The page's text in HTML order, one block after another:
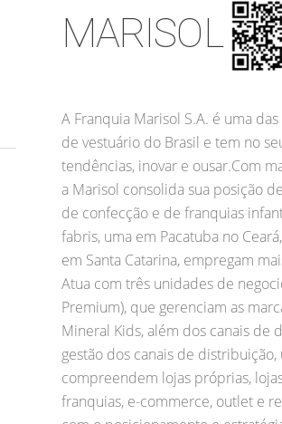
MARISOL
A Franquia Marisol S.A. é uma
de vestuário do Brasil e tem no
tendências, inovar e ousar.Com
a Marisol consolida sua posição
de confecção e de franquias
fabris, uma em Pacatuba no
em Santa Catarina, empregam
Atua com três unidades de
Premium), que gerenciam as
Mineral Kids, além dos canais de
gestão dos canais de
compreendem lojas próprias,
franquias, e-commerce, outlet e